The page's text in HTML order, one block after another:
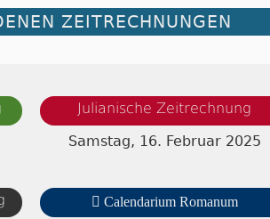
ZEITRECHNUNGEN
Julianische Zeitrechnung
Samstag, 16. Februar 2025
 Calendarium Romanum